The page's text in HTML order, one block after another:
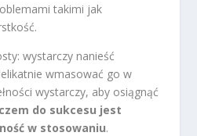
takimi jak
wystarczy nanieść
wmasować go w
wystarczy, aby osiągnąć
do sukcesu jest
w stosowaniu.